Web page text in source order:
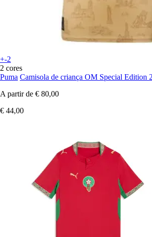
+-2
2 cores
Puma Camisola de criança OM Special Edition
A partir de € 80,00
€ 44,00